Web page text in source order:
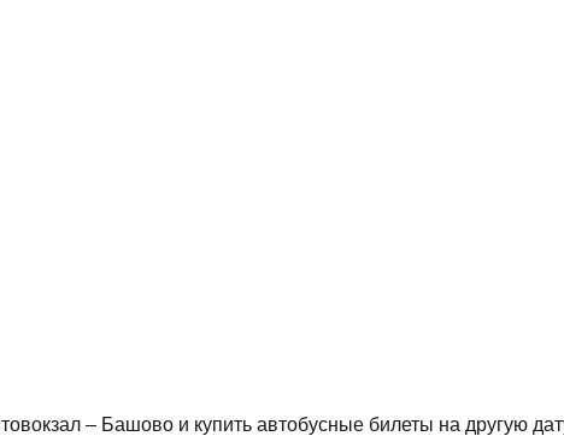
– Башово и купить автобусные билеты на другую